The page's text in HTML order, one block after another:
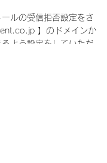
ルの受信拒否設定をさ
】のドメインか
よう設定をしていただ